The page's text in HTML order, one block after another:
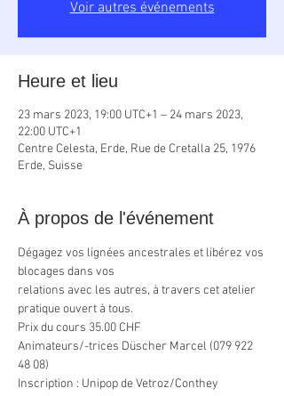
Voir autres événements
Heure et lieu
23 mars 2023, 19:00 UTC+1 – 24 mars 2023,
22:00 UTC+1
Centre Celesta, Erde, Rue de Cretalla 25, 1976
Erde, Suisse
À propos de l'événement
Dégagez vos lignées ancestrales et libérez vos
blocages dans vos
relations avec les autres, à travers cet atelier
pratique ouvert à tous.
Prix du cours 35.00 CHF
Animateurs/-trices Düscher Marcel (079 922
48 08)
Inscription : Unipop de Vetroz/Conthey